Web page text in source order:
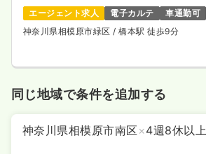
エージェント求人 電子カルテ
車通勤可
神奈川県相模原市緑区/ 橋本駅 徒歩9分
同じ地域で条件を追加する
神奈川県相模原市南区 ×4週8休以上